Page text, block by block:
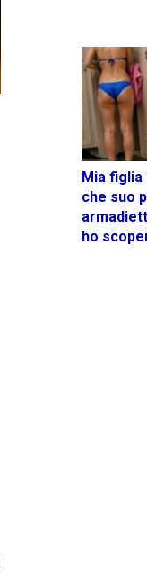
Mia
che suo
ho